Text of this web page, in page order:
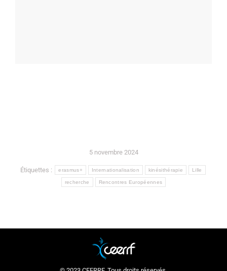
5 novembre 2024
Étiquettes : erasmus+ Internationalisation kinésithérapie Lille
recherche Rencontres Européennes